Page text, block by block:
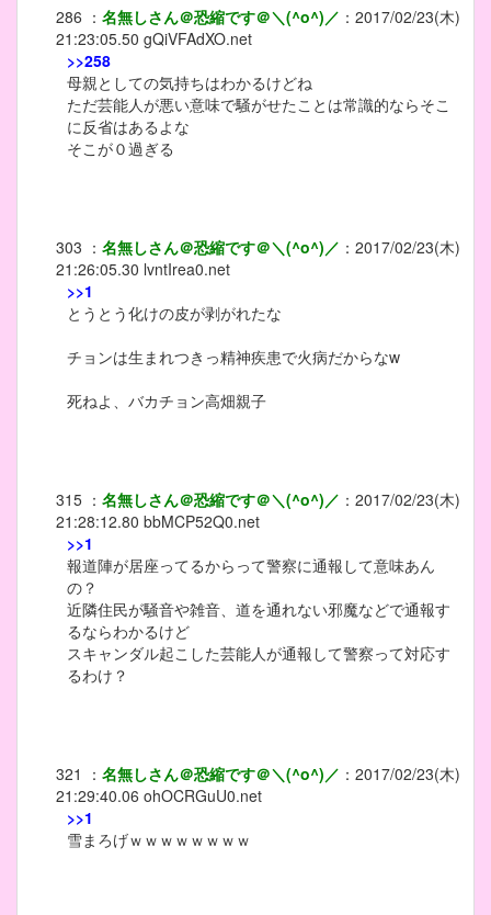
286 ： 名無しさん＠恐縮です＠＼(^o^)／ ： 2017/02/23(木)
21:23:05.50 gQiVFAdXO.net
>>258
母親としての気持ちはわかるけどね
ただ芸能人が悪い意味で騒がせたことは常識的ならそこ
に反省はあるよな
そこが０過ぎる
303 ： 名無しさん＠恐縮です＠＼(^o^)／ ： 2017/02/23(木)
21:26:05.30 lvntIrea0.net
>>1
とうとう化けの皮が剥がれたな
チョンは生まれつきっ精神疾患で火病だからなw
死ねよ、バカチョン高畑親子
315 ： 名無しさん＠恐縮です＠＼(^o^)／ ： 2017/02/23(木)
21:28:12.80 bbMCP52Q0.net
>>1
報道陣が居座ってるからって警察に通報して意味あん
の？
近隣住民が騒音や雑音、道を通れない邪魔などで通報す
るならわかるけど
スキャンダル起こした芸能人が通報して警察って対応す
るわけ？
321 ： 名無しさん＠恐縮です＠＼(^o^)／ ： 2017/02/23(木)
21:29:40.06 ohOCRGuU0.net
>>1
雪まろげｗｗｗｗｗｗｗｗ